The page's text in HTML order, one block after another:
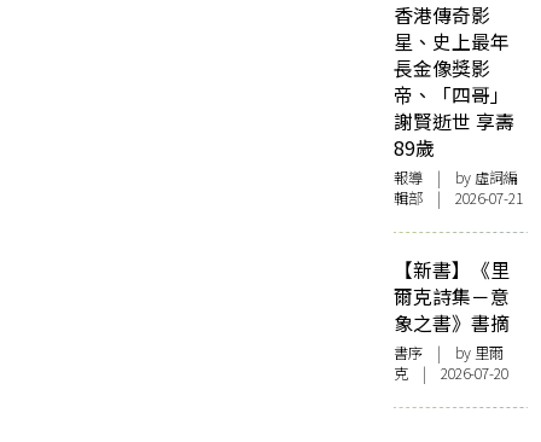
香港傳奇影
星、史上最年
長金像獎影
帝、「四哥」
謝賢逝世 享壽
89歲
報導 | by 虛詞編
輯部 | 2026-07-21
【新書】《里
爾克詩集－意
象之書》書摘
書序 | by 里爾
克 | 2026-07-20